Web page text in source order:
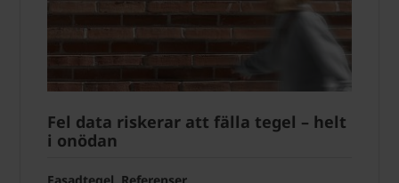
Fel data riskerar att fälla tegel – helt
i onödan
Fasadtegel, Referenser